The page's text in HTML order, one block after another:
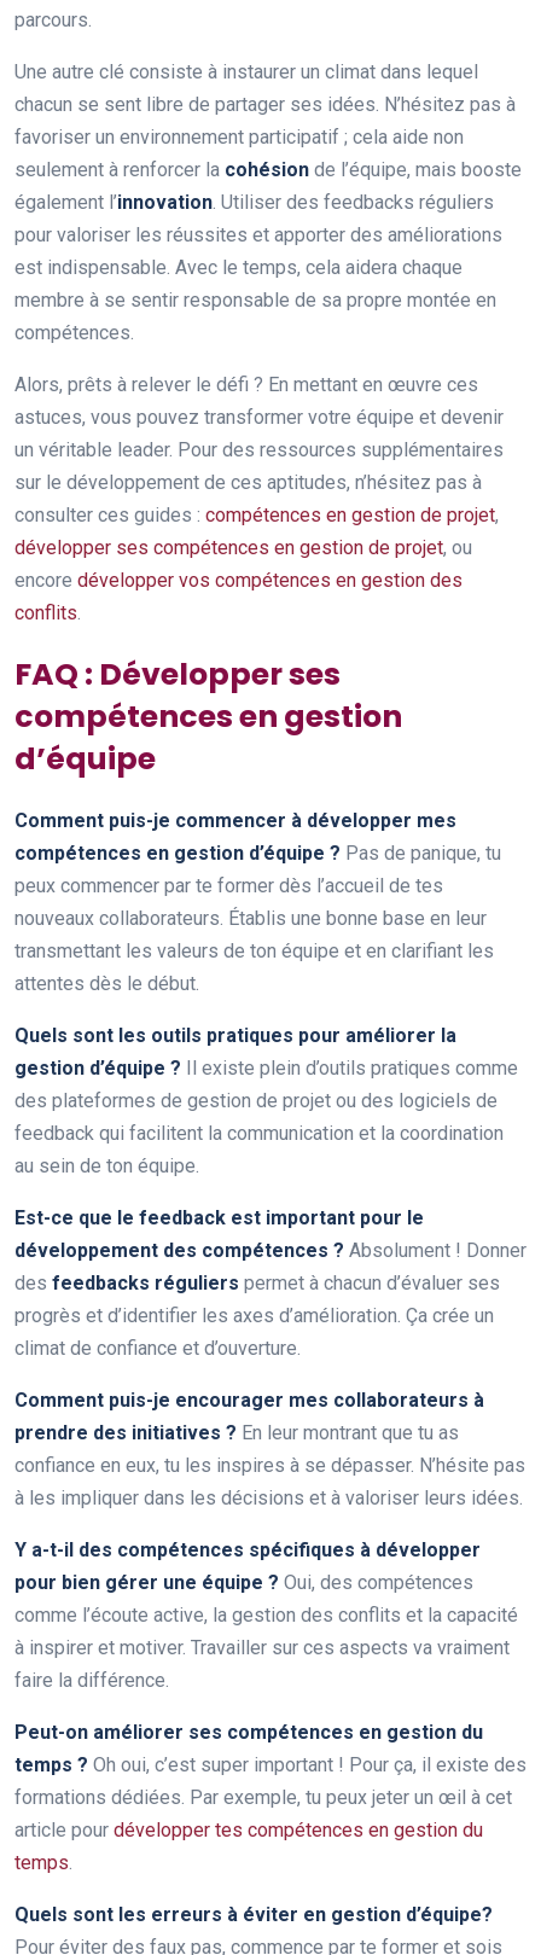
parcours.
Une autre clé consiste à instaurer un climat dans lequel
chacun se sent libre de partager ses idées. N’hésitez pas à
favoriser un environnement participatif ; cela aide non
seulement à renforcer la cohésion de l’équipe, mais booste
également l’innovation . Utiliser des feedbacks réguliers
pour valoriser les réussites et apporter des améliorations
est indispensable. Avec le temps, cela aidera chaque
membre à se sentir responsable de sa propre montée en
compétences.
Alors, prêts à relever le défi ? En mettant en œuvre ces
astuces, vous pouvez transformer votre équipe et devenir
un véritable leader. Pour des ressources supplémentaires
sur le développement de ces aptitudes, n’hésitez pas à
consulter ces guides : compétences en gestion de projet,
développer ses compétences en gestion de projet, ou
encore développer vos compétences en gestion des
conflits
FAQ : Développer ses
compétences en gestion
d’équipe
Comment puis-je commencer à développer mes
compétences en gestion d’équipe ? Pas de panique, tu
peux commencer par te former dès l’accueil de tes
nouveaux collaborateurs. Établis une bonne base en leur
transmettant les valeurs de ton équipe et en clarifiant les
attentes dès le début.
Quels sont les outils pratiques pour améliorer la
gestion d’équipe ? Il existe plein d’outils pratiques comme
des plateformes de gestion de projet ou des logiciels de
feedback qui facilitent la communication et la coordination
au sein de ton équipe.
Est-ce que le feedback est important pour le
développement des compétences ? Absolument ! Donner
des feedbacks réguliers permet à chacun d’évaluer ses
progrès et d’identifier les axes d’amélioration. Ça crée un
climat de confiance et d’ouverture.
Comment puis-je encourager mes collaborateurs à
prendre des initiatives ? En leur montrant que tu as
confiance en eux, tu les inspires à se dépasser. N’hésite pas
à les impliquer dans les décisions et à valoriser leurs idées.
Y a-t-il des compétences spécifiques à développer
pour bien gérer une équipe ? Oui, des compétences
comme l’écoute active, la gestion des conflits et la capacité
à inspirer et motiver. Travailler sur ces aspects va vraiment
faire la différence.
Peut-on améliorer ses compétences en gestion du
temps ? Oh oui, c’est super important ! Pour ça, il existe des
formations dédiées. Par exemple, tu peux jeter un œil à cet
article pour développer tes compétences en gestion du
temps
Quels sont les erreurs à éviter en gestion d’équipe?
Pour éviter des faux pas, commence par te former et sois